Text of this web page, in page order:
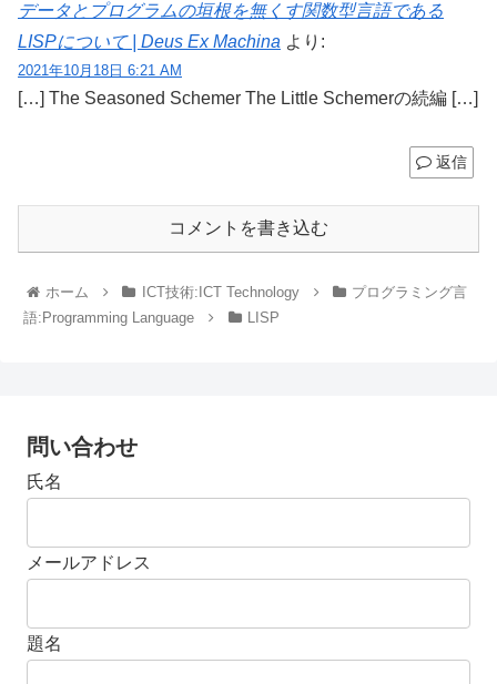
データとプログラムの垣根を無くす関数型言語である
LISPについて | Deus Ex Machina より:
2021年10月18日 6:21 AM
[…] The Seasoned Schemer The Little Schemerの続編 […]
返信
コメントを書き込む
ホーム ICT技術:ICT Technology
プログラミング言
語:Programming Language
LISP
問い合わせ
氏名
メールアドレス
題名